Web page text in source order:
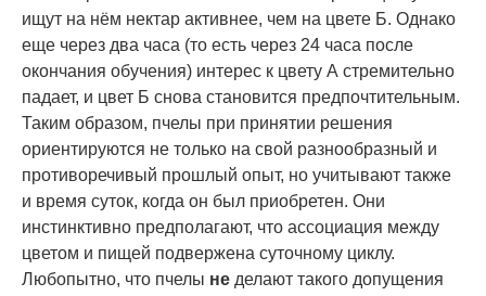
ищут на нём нектар активнее, чем на цвете Б. Однако
еще через два часа (то есть через 24 часа после
окончания обучения) интерес к цвету А стремительно
падает, и цвет Б снова становится предпочтительным.
Таким образом, пчелы при принятии решения
ориентируются не только на свой разнообразный и
противоречивый прошлый опыт, но учитывают также
и время суток, когда он был приобретен. Они
инстинктивно предполагают, что ассоциация между
цветом и пищей подвержена суточному циклу.
Любопытно, что пчелы не делают такого допущения